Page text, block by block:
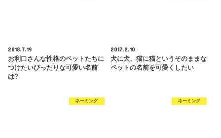
2018.7.19
お利口さんな性格のペットたちに
つけたいぴったりな可愛い名前
は?
2017.2.10
犬に犬、猫に猫というそのままな
ペットの名前を可愛くしたい
ネーミング ネーミング